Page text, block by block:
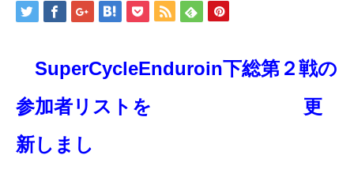
SuperCycleEnduroin下総第２戦の
参加者リストを 更
新しまし